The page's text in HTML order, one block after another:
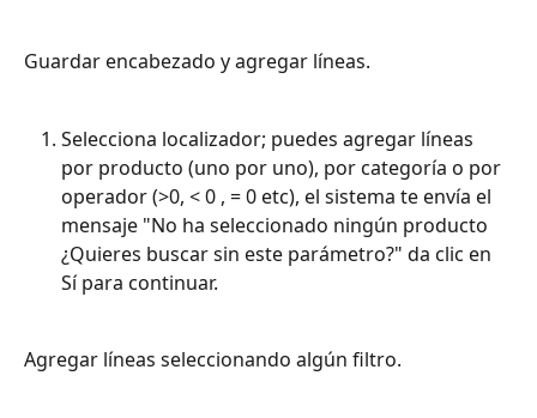
Guardar encabezado y agregar líneas.
Selecciona localizador; puedes agregar líneas
por producto (uno por uno), por categoría o por
operador (>0, < 0 , = 0 etc), el sistema te envía el
mensaje "No ha seleccionado ningún producto
¿Quieres buscar sin este parámetro?" da clic en
Sí para continuar.
Agregar líneas seleccionando algún filtro.